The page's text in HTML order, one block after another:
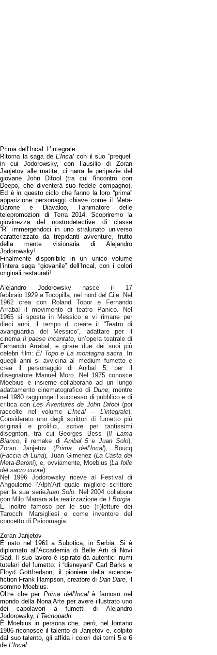
Prima dell’Incal: L’integrale
Ritorna lasaga deL’Incal con il suo “prequel”
in cuiJodorowsky, con l’ausilio di Zoran
Janjetov alle matite, ci narra le peripezie del
giovane John Difool
(tra cui l'incontro con
Deepo, che diventerà suo fedele compagno).
Ed è in questo ciclo che fanno la loro “prima”
apparizione personaggi chiave come il
Meta-
Barone e Diavaloo, l’animatore delle
telepromozioni di Terra 2014. Scopriremo la
giovinezza del nostrodetective di classe
“R” immergendoci in uno stralunato universo
caratterizzato da trepidanti avventure, frutto
della mente visionaria di Alejandro
Jodorowsky!
Finalmente disponibile in un unico volume
l’intera saga “giovanile” dell’Incal, con i colori
originali restaurati!
Alejandro Jodorowskynasce il 17
febbraio 1929 a Tocopilla, nel nord del Cile. Nel
1962 crea con Roland Topor e Fernando
Arrabal il movimento di teatro Panico. Nel
1965 si sposta in Messico e vi rimane per
dieci anni, il tempo di creare il “Teatro di
avanguardia del Messico”, adattare per il
cinema Il paese incantato, un’opera teatrale di
Fernando Arrabal, e girare due dei suoi più
celebri film:El Topo e La montagna sacra . In
quegli anni si avvicina al medium fumetto e
crea il personaggio di Anibal 5, per il
disegnatore Manuel Moro. Nel 1975 conosce
Moebius e insieme collaborano ad un lungo
adattamento cinematografico di Dune, mentre
nel 1980 raggiunge il successo di pubblico e di
critica con Les Aventures de John Difool (poi
raccolte nel volume L’Incal – L’integrale).
Considerato uno degli scrittori di fumetto più
originali e prolifici, scrive per tantissimi
disegntori, tra cui Georges Bess (Il Lama
Bianco , il remake di Anibal 5e Juan Solo),
Zoran Janjetov (Prima dell’Incal), Boucq
(Faccia di Luna), Juan Gimenez (La Casta dei
Meta-Baroni), e, ovviamente, Moebius (La folle
del sacro cuore).
Nel 1996 Jodorowsky riceve al Festival di
Angouleme l’Alph’Art quale migliore scrittore
per la sua serieJuan Solo . Nel 2004 collabora
con Milo Manara alla realizzazione de I Borgia.
È inoltre famoso per le sue (ri)letture dei
Tarocchi Marsigliesi e come inventore del
concetto di Psicomagia.
Zoran Janjetov
È nato nel 1961 a Subotica, in Serbia. Si è
diplomato all’Accademia di Belle Arti di Novi
Sad. Il suo lavoro è ispirato da autentici numi
tutelari del fumetto: i “disneyani” Carl Barks e
Floyd Gottfredson, il pioniere della science-
fiction Frank Hampson, creatore di Dan Dare, il
sommo Moebius.
Oltre che perPrima dell’Incalè famoso nel
mondo della Nona Arte per avere illustrato uno
dei capolavori a fumetti di Alejandro
Jodorowsky, I Tecnopadri.
È Moebius in persona che, però, nel lontano
1986 riconosce il talento di Janjetov e, colpito
dal suo talento, gli affida i colori dei tomi 5 e 6
de L’Incal.